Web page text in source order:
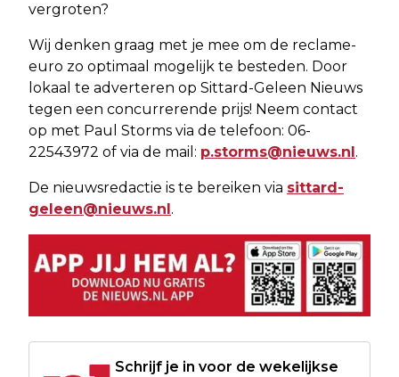
vergroten?
Wij denken graag met je mee om de reclame-
euro zo optimaal mogelijk te besteden. Door
lokaal te adverteren op Sittard-Geleen Nieuws
tegen een concurrerende prijs! Neem contact
op met Paul Storms via de telefoon: 06-
22543972 of via de mail: p.storms@nieuws.nl .
De nieuwsredactie is te bereiken via sittard-
geleen@nieuws.nl .
Schrijf je in voor de wekelijkse